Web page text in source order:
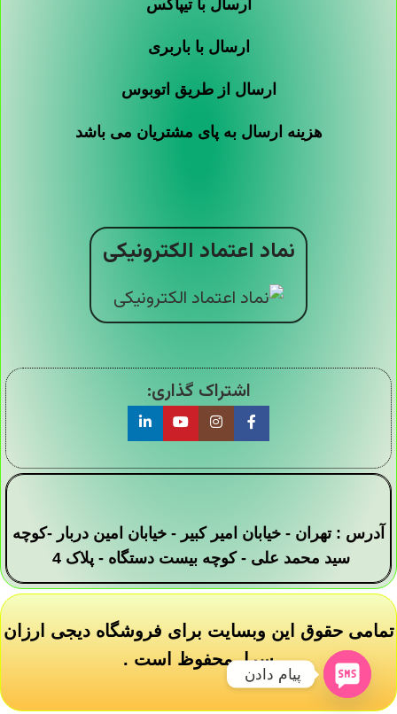
ارسال با تیپاکس
ارسال با باربری
ارسال از طریق اتوبوس
هزینه ارسال به پای مشتریان می باشد
نماد اعتماد الکترونیکی
اشتراک گذاری:
آدرس : تهران - خیابان امیر کبیر - خیابان امین دربار -کوچه
سید محمد علی - کوچه بیست دستگاه - پلاک 4
تمامی حقوق این وبسایت برای فروشگاه دیجی ارزان
سرا محفوظ است .
پیام دادن